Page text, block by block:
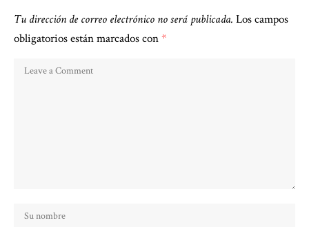
Tu dirección de correo electrónico no será publicada. Los campos
obligatorios están marcados con*